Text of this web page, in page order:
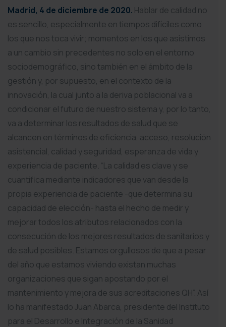
Madrid, 4 de diciembre de 2020. Hablar de calidad no
es sencillo, especialmente en tiempos difíciles como
los que nos toca vivir; momentos en los que asistimos
a un cambio sin precedentes no solo en el entorno
sociodemográfico, sino también en el ámbito de la
gestión y, por supuesto, en el contexto de la
innovación, la cual junto a la deriva poblacional va a
condicionar el futuro de nuestro sistema y, por lo tanto,
va a determinar los resultados de salud que se
alcancen en términos de eficiencia, acceso, resolución
asistencial, calidad y seguridad, esperanza de vida y
experiencia de paciente. “La calidad es clave y se
cuantifica mediante indicadores que van desde la
propia experiencia de paciente -que determina su
capacidad de elección- hasta el hecho de medir y
mejorar todos los atributos relacionados con la
consecución de los mejores resultados de sanitarios y
de salud posibles. Estamos orgullosos de que a pesar
del año que estamos viviendo existan muchas
organizaciones que sigan apostando por el
mantenimiento y mejora de sus acreditaciones QH”. Así
lo ha manifestado Juan Abarca, presidente del Instituto
para el Desarrollo e Integración de la Sanidad